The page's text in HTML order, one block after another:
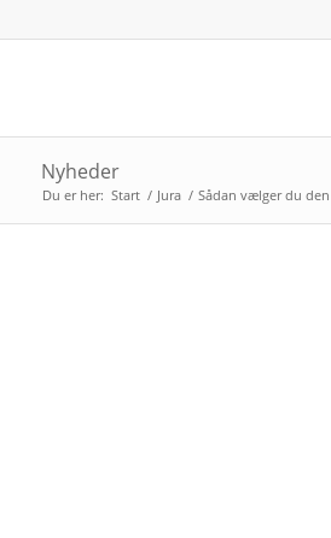
Nyheder
Du er her: Start / Jura / Sådan vælger du